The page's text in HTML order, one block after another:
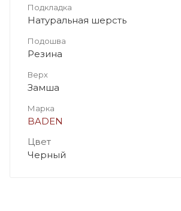
Подкладка
Натуральная шерсть
Подошва
Резина
Верх
Замша
Марка
BADEN
Цвет
Черный